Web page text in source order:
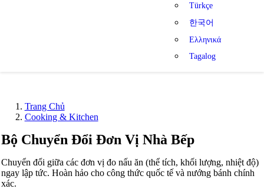
Türkçe
한국어
Ελληνικά
Tagalog
Trang Chủ
Cooking & Kitchen
Bộ Chuyển Đổi Đơn Vị Nhà Bếp
Chuyển đổi giữa các đơn vị đo nấu ăn (thể tích, khối lượng, nhiệt độ)
ngay lập tức. Hoàn hảo cho công thức quốc tế và nướng bánh chính
xác.